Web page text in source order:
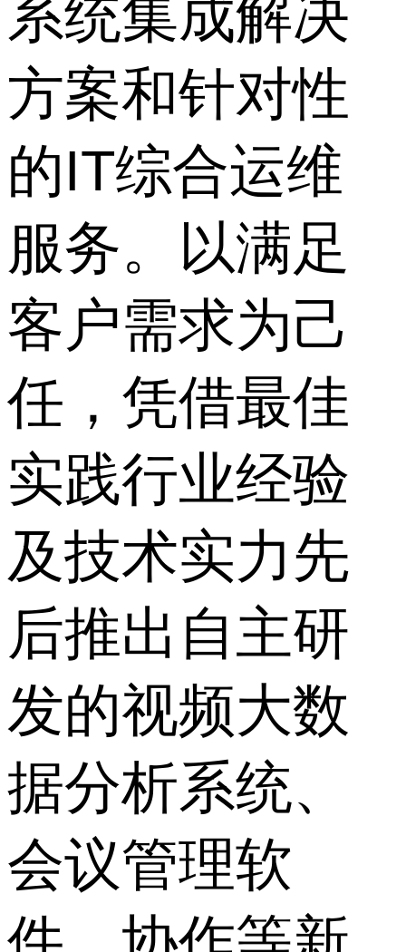
系统集成解决
方案和针对性
的IT综合运维
服务。以满足
客户需求为己
任，凭借最佳
实践行业经验
及技术实力先
后推出自主研
发的视频大数
据分析系统、
会议管理软